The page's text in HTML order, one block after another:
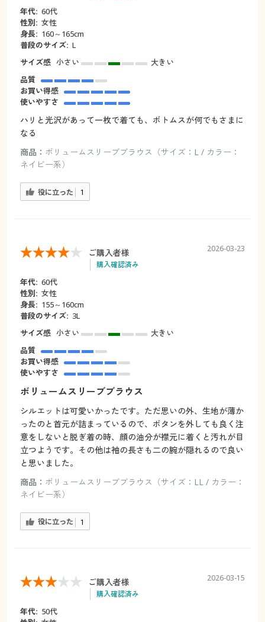
年代: 60代
性別: 女性
身長: 160～165cm
普段のサイズ: L
サイズ感 小さい
大きい
品質
お買い得感
使いやすさ
ハリと光沢があって一枚で着ても、ボトムスが何でもさまに
なる
商品： ボリュームスリーブブラウス（サイズ：L / カラー：
ネイビー系）
役に立った 1
ご購入者様
購入確認済み
2026-03-23
年代: 60代
性別: 女性
身長: 155～160cm
普段のサイズ: 3L
サイズ感 小さい
大きい
品質
お買い得感
使いやすさ
ボリュームスリーブブラウス
シルエットは可愛いかったです。ただ思いの外、生地が薄か
ったのと首元が詰まっているので、ボタンを外しても良く注
意をしないと脱ぎ着の時、顔の油分が襟元に着くと汚れが目
立つようです。その他は袖の長さも二の腕が隠れるので良い
と思いました。
商品： ボリュームスリーブブラウス（サイズ：LL / カラー：
ネイビー系）
役に立った 1
ご購入者様
購入確認済み
2026-03-15
年代: 50代